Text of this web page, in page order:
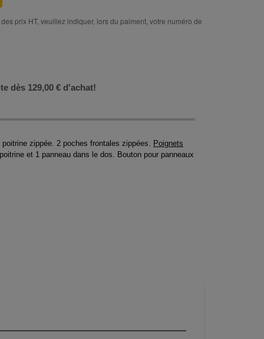
prix HT, veuillez indiquer, lors du paiment, votre numéro de
dès 129,00 € d'achat!
zippée. 2 poches frontales zippées. Poignets
et 1 panneau dans le dos. Bouton pour panneaux